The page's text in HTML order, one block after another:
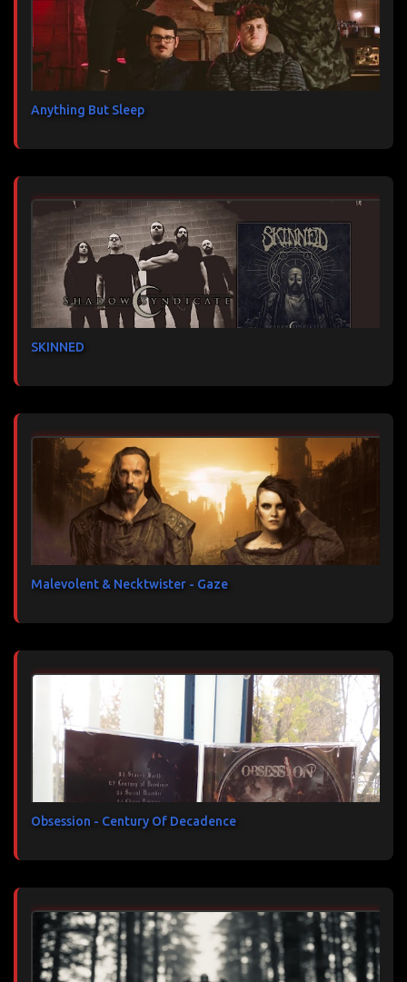
Anything But Sleep
SKINNED
Malevolent & Necktwister - Gaze
Obsession - Century Of Decadence